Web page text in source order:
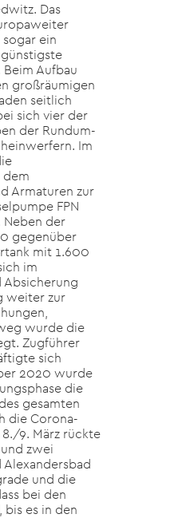
Das
ein
günstigste
Aufbau
großräumigen
seitlich
sich vier der
der Rundum-
Im
dem
Armaturen zur
FPN
der
gegenüber
mit 1.600
im
Absicherung
weiter zur
wurde die
Zugführer
sich
2020 wurde
die
gesamten
die Corona-
9. März rückte
zwei
und die
bei den
es in den